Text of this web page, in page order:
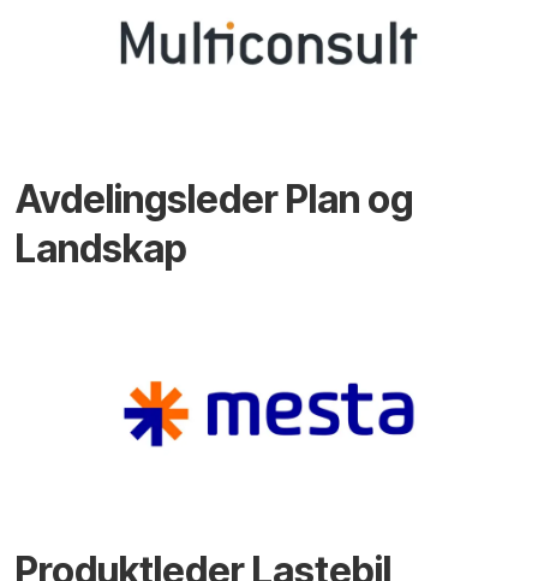
Avdelingsleder Plan og
Landskap
Produktleder Lastebil